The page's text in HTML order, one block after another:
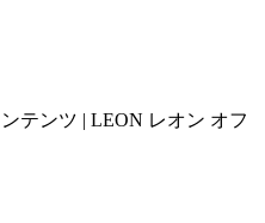
テンツ | LEON レオン オフ